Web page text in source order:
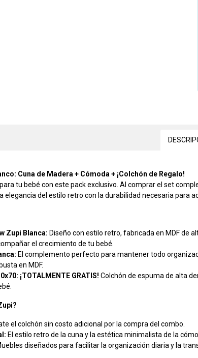
Cuna de Madera + Cómoda + ¡Colchón de Regalo!
tu bebé con este pack exclusivo. Al comprar el set
elegancia del estilo retro con la durabilidad necesaria para
Zupi Blanca: Diseño con estilo retro, fabricada en MDF de
el crecimiento de tu bebé.
El complemento perfecto para mantener todo
en MDF.
¡TOTALMENTE GRATIS! Colchón de espuma de alta
el colchón sin costo adicional por la compra del combo.
El estilo retro de la cuna y la estética minimalista de la
diseñados para facilitar la organización diaria y la